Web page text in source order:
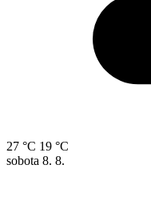
27 °C 19 °C
sobota 8. 8.